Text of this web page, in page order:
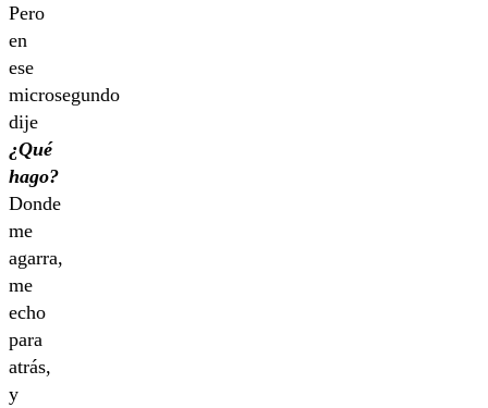
Pero
en
ese
microsegundo
dije
¿Qué
hago?
Donde
me
agarra,
me
echo
para
atrás,
y